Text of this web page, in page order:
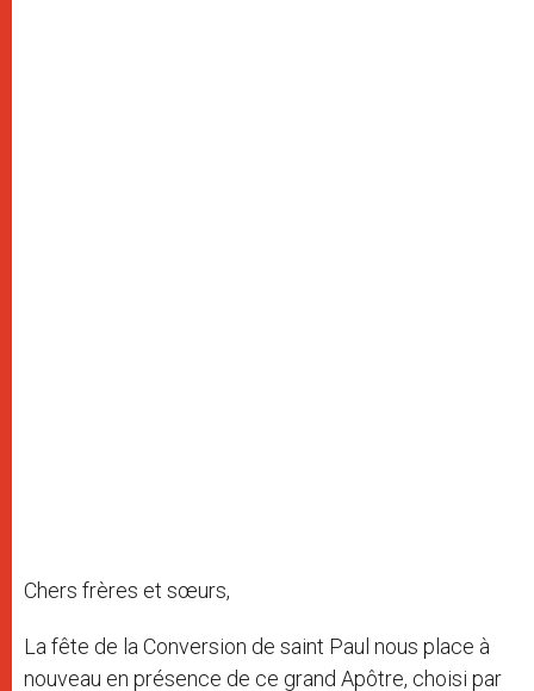
Chers frères et sœurs,
La fête de la Conversion de saint Paul nous place à
nouveau en présence de ce grand Apôtre, choisi par